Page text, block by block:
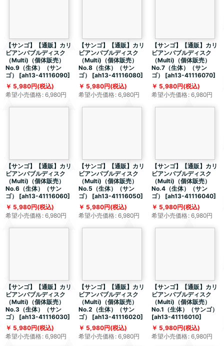
【サンゴ】【通販】カリ
ビアンバブルディスク
（Multi)（個体販売）
No.9（生体）（サン
ゴ）
[ah13-41116090]
5,980円(税込)
希望小売価格: 6,980円
【サンゴ】【通販】カリ
ビアンバブルディスク
（Multi)（個体販売）
No.8（生体）（サン
ゴ）
[ah13-41116080]
5,980円(税込)
希望小売価格: 6,980円
【サンゴ】【通販】カリ
ビアンバブルディスク
（Multi)（個体販売）
No.7（生体）（サン
ゴ）
[ah13-41116070]
5,980円(税込)
希望小売価格: 6,980円
【サンゴ】【通販】カリ
ビアンバブルディスク
（Multi)（個体販売）
No.6（生体）（サン
ゴ）
[ah13-41116060]
5,980円(税込)
希望小売価格: 6,980円
【サンゴ】【通販】カリ
ビアンバブルディスク
（Multi)（個体販売）
No.5（生体）（サン
ゴ）
[ah13-41116050]
5,980円(税込)
希望小売価格: 6,980円
【サンゴ】【通販】カリ
ビアンバブルディスク
（Multi)（個体販売）
No.4（生体）（サン
ゴ）
[ah13-41116040]
5,980円(税込)
希望小売価格: 6,980円
【サンゴ】【通販】カリ
ビアンバブルディスク
（Multi)（個体販売）
No.3（生体）（サン
ゴ）
[ah13-41116030]
5,980円(税込)
希望小売価格: 6,980円
【サンゴ】【通販】カリ
ビアンバブルディスク
（Multi)（個体販売）
No.2（生体）（サン
ゴ）
[ah13-41116020]
5,980円(税込)
希望小売価格: 6,980円
【サンゴ】【通販】カリ
ビアンバブルディスク
（Multi)（個体販売）
No.1（生体）（サンゴ）
[ah13-41116010]
5,980円(税込)
希望小売価格: 6,980円